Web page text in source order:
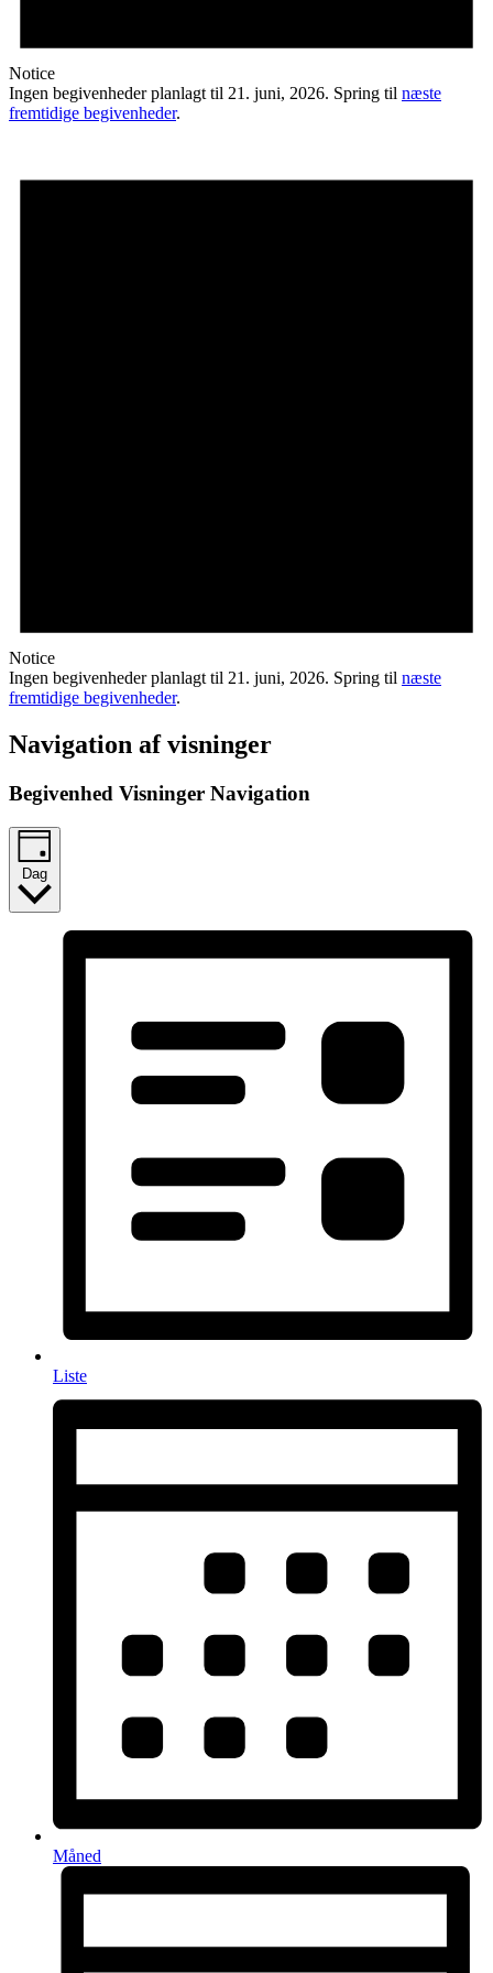
Notice
Ingen begivenheder planlagt til 21. juni, 2026. Spring til næste
fremtidige begivenheder.
Notice
Ingen begivenheder planlagt til 21. juni, 2026. Spring til næste
fremtidige begivenheder.
Navigation af visninger
Begivenhed Visninger Navigation
Dag
Liste
Måned